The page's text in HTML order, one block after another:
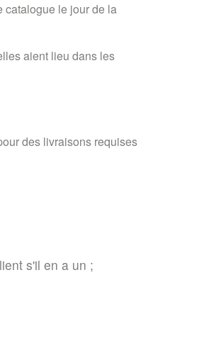
catalogue le jour de la
aient lieu dans les
des livraisons requises
s'il en a un ;